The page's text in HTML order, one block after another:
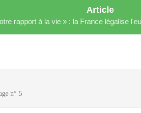
Article
rapport à la vie » : la France légalise
n° 5